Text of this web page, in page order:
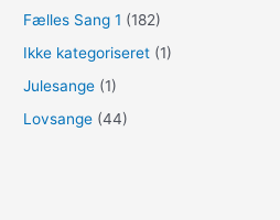
Fælles Sang 1 (182)
Ikke kategoriseret (1)
Julesange (1)
Lovsange (44)